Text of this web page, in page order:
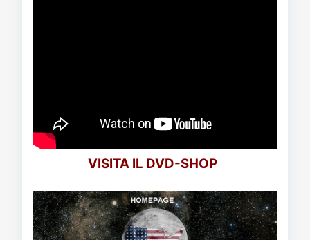
VISITA IL DVD-SHOP